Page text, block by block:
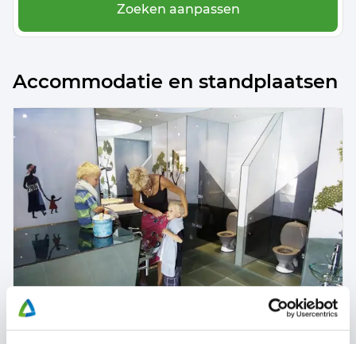
Zoeken aanpassen
Accommodatie en standplaatsen
Alle afbeeldingen